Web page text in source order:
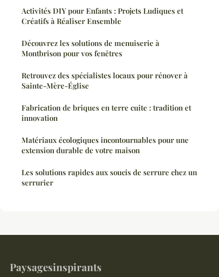
Activités DIY pour Enfants : Projets Ludiques et
Créatifs à Réaliser Ensemble
Découvrez les solutions de menuiserie à
Montbrison pour vos fenêtres
Retrouvez des spécialistes locaux pour rénover à
Sainte-Mère-Église
Fabrication de briques en terre cuite : tradition et
innovation
Matériaux écologiques incontournables pour une
extension durable de votre maison
Les solutions rapides aux soucis de serrure chez un
serrurier
Paysagesinspirants